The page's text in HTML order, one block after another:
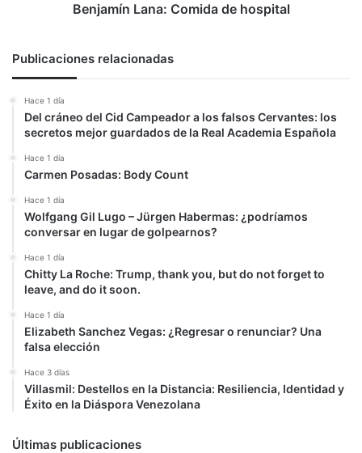
Benjamín Lana: Comida de hospital
Publicaciones relacionadas
Hace 1 día
Del cráneo del Cid Campeador a los falsos Cervantes: los
secretos mejor guardados de la Real Academia Española
Hace 1 día
Carmen Posadas: Body Count
Hace 1 día
Wolfgang Gil Lugo – Jürgen Habermas: ¿podríamos
conversar en lugar de golpearnos?
Hace 1 día
Chitty La Roche: Trump, thank you, but do not forget to
leave, and do it soon.
Hace 1 día
Elizabeth Sanchez Vegas: ¿Regresar o renunciar? Una
falsa elección
Hace 3 días
Villasmil: Destellos en la Distancia: Resiliencia, Identidad y
Éxito en la Diáspora Venezolana
Últimas publicaciones